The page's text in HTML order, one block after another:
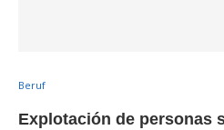
Beruf
Explotación de personas